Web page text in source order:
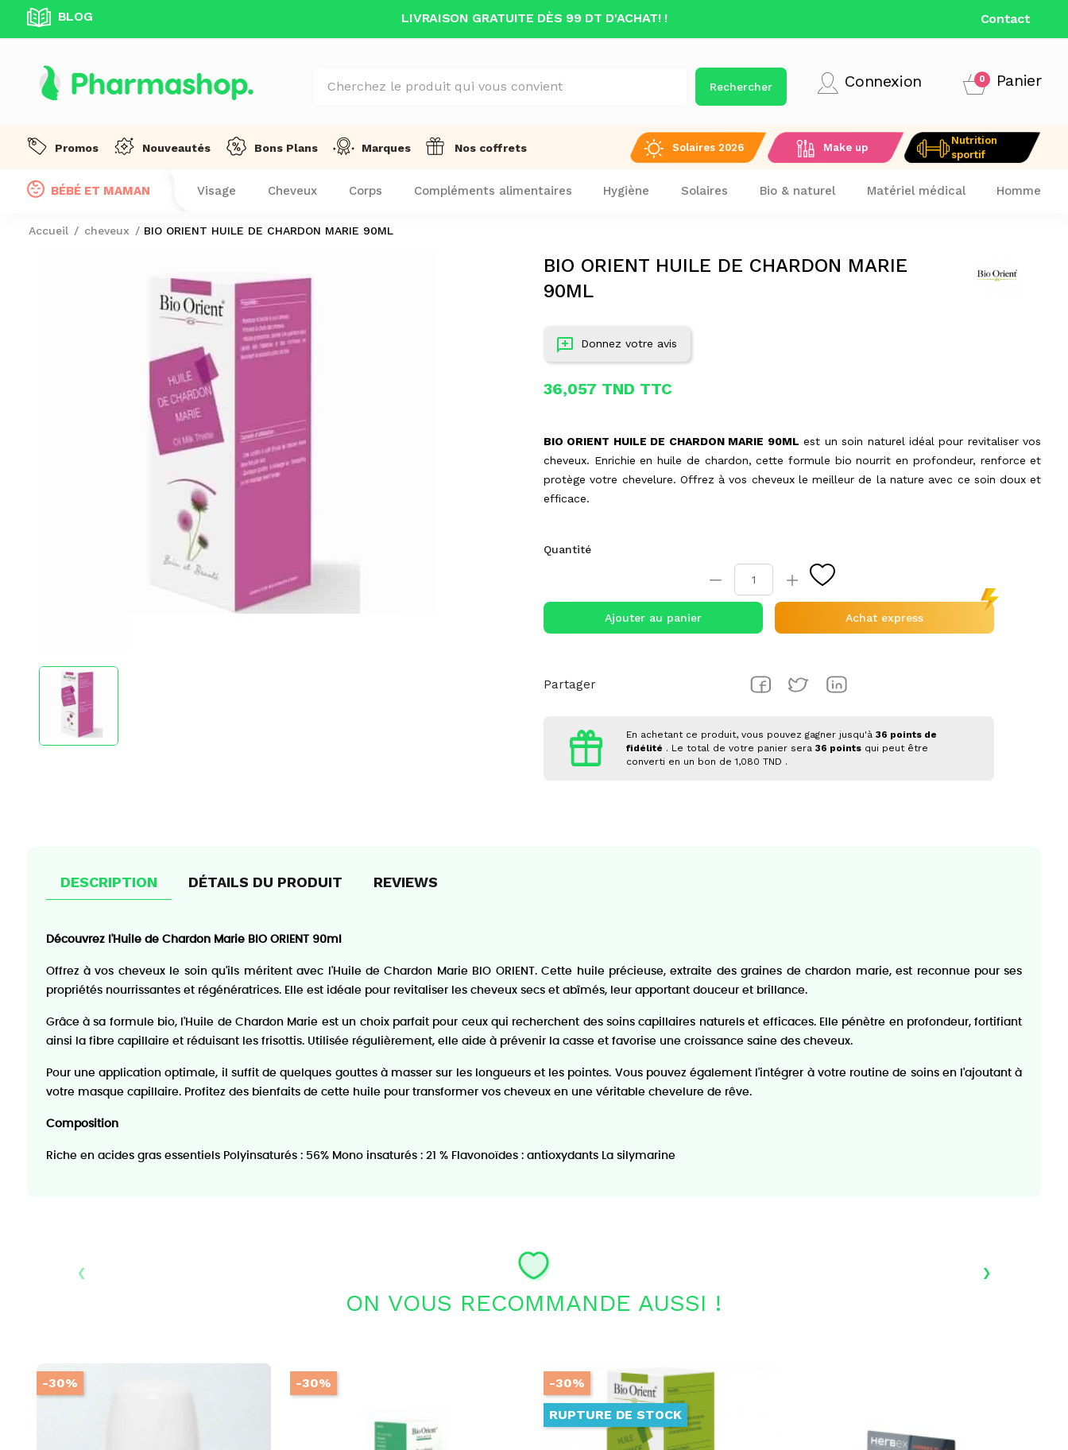
BLOG
DÈS 99 DT D'ACHAT! ! LIVRAISON GRATUITE DÈS 99 DT D'ACHAT! ! LIVRAISON GRATUITE
Contact
Rechercher Connexion Panier
0
Promos Nouveautés Bons Plans Marques Nos coffrets Solaires 2026 Make up
Nutrition
sportif
BÉBÉ ET MAMAN Visage Cheveux Corps Compléments alimentaires Hygiène Solaires Bio & naturel Matériel médical Homme
Accueil cheveux BIO ORIENT HUILE DE CHARDON MARIE 90ML
BIO ORIENT HUILE DE CHARDON MARIE
90ML
Donnez votre avis
36,057 TND TTC
BIO ORIENT HUILE DE CHARDON MARIE 90ML est un soin naturel idéal pour revitaliser vos
cheveux. Enrichie en huile de chardon, cette formule bio nourrit en profondeur, renforce et
protège votre chevelure. Offrez à vos cheveux le meilleur de la nature avec ce soin doux et
efficace.
Quantité
Ajouter au panier Achat express
Partager
En achetant ce produit, vous pouvez gagner jusqu'à 36 points de
fidélité . Le total de votre panier sera 36 pointsqui peut être
converti en un bon de1,080 TND .
DESCRIPTION DÉTAILS DU PRODUIT REVIEWS
Découvrez l'Huile de Chardon Marie BIO ORIENT 90ml
Offrez à vos cheveux le soin qu'ils méritent avec l'Huile de Chardon Marie BIO ORIENT. Cette huile précieuse, extraite des graines de chardon marie, est reconnue pour ses
propriétés nourrissantes et régénératrices. Elle est idéale pour revitaliser les cheveux secs et abîmés, leur apportant douceur et brillance.
Grâce à sa formule bio, l'Huile de Chardon Marie est un choix parfait pour ceux qui recherchent des soins capillaires naturels et efficaces. Elle pénètre en profondeur, fortifiant
ainsi la fibre capillaire et réduisant les frisottis. Utilisée régulièrement, elle aide à prévenir la casse et favorise une croissance saine des cheveux.
Pour une application optimale, il suffit de quelques gouttes à masser sur les longueurs et les pointes. Vous pouvez également l'intégrer à votre routine de soins en l'ajoutant à
votre masque capillaire. Profitez des bienfaits de cette huile pour transformer vos cheveux en une véritable chevelure de rêve.
Composition
Riche en acides gras essentiels Polyinsaturés : 56% Mono insaturés : 21 % Flavonoïdes : antioxydants La silymarine
ON VOUS RECOMMANDE AUSSI !
-30% -30% -30%
RUPTURE DE STOCK
‹ ›